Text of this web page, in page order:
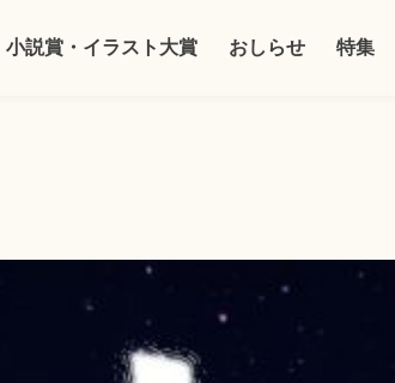
小説賞・イラスト大賞 おしらせ 特集